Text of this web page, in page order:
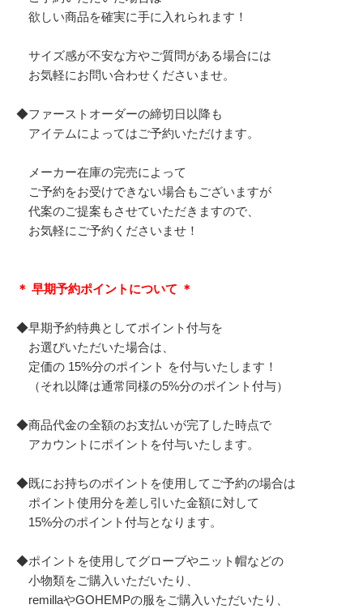
欲しい商品を確実に手に入れられます！
サイズ感が不安な方やご質問がある場合には
お気軽にお問い合わせくださいませ。
◆ファーストオーダーの締切日以降も
アイテムによってはご予約いただけます。
メーカー在庫の完売によって
ご予約をお受けできない場合もございますが
代案のご提案もさせていただきますので、
お気軽にご予約くださいませ！
＊ 早期予約ポイントについて ＊
◆早期予約特典としてポイント付与を
お選びいただいた場合は、
定価の 15%分のポイント を付与いたします！
（それ以降は通常同様の5%分のポイント付与）
◆商品代金の全額のお支払いが完了した時点で
アカウントにポイントを付与いたします。
◆既にお持ちのポイントを使用してご予約の場合は
ポイント使用分を差し引いた金額に対して
15%分のポイント付与となります。
◆ポイントを使用してグローブやニット帽などの
小物類をご購入いただいたり、
remillaやGOHEMPの服をご購入いただいたり、